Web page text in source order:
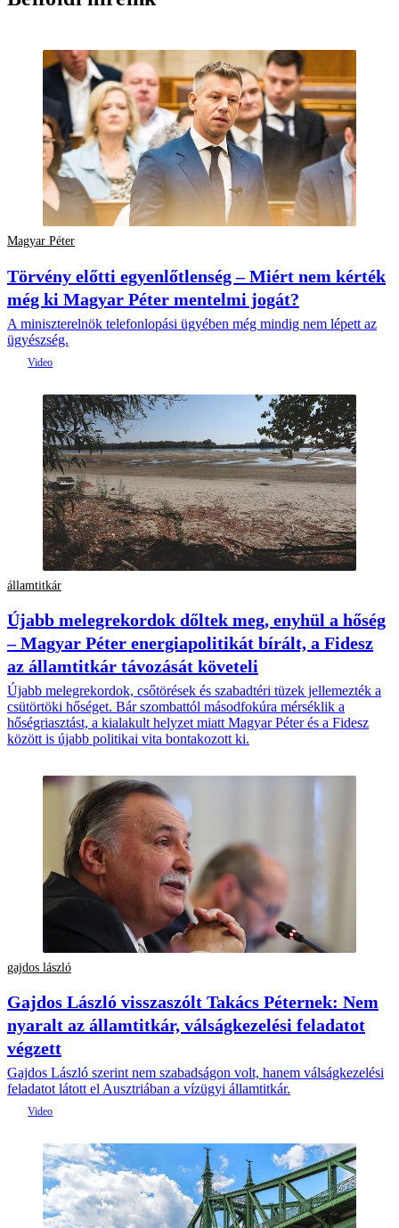
Magyar Péter
Törvény előtti egyenlőtlenség – Miért nem kérték
még ki Magyar Péter mentelmi jogát?
A miniszterelnök telefonlopási ügyében még mindig nem lépett az
ügyészség.
államtitkár
Újabb melegrekordok dőltek meg, enyhül a hőség
– Magyar Péter energiapolitikát bírált, a Fidesz
az államtitkár távozását követeli
Újabb melegrekordok, csőtörések és szabadtéri tüzek jellemezték a
csütörtöki hőséget. Bár szombattól másodfokúra mérséklik a
hőségriasztást, a kialakult helyzet miatt Magyar Péter és a Fidesz
között is újabb politikai vita bontakozott ki.
gajdos lászló
Gajdos László visszaszólt Takács Péternek: Nem
nyaralt az államtitkár, válságkezelési feladatot
végzett
Gajdos László szerint nem szabadságon volt, hanem válságkezelési
feladatot látott el Ausztriában a vízügyi államtitkár.